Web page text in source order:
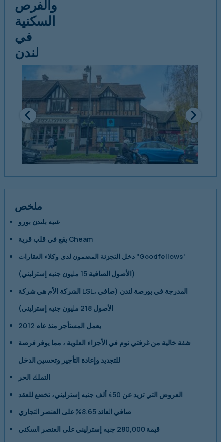
والفرص
السكنية
في
لندن
ملخص
غنية بلندن بورو
يقع في قلب قرية Cheam
دخل التجزئة المضمون لدى وكلاء العقارات "Goodfellows"
(الأصول الصافية 15 مليون جنيه إسترليني)
الشركة الأم هي شركة LSL، المدرجة في بورصة لندن (صافي
الأصول 218 مليون جنيه إسترليني)
يعمل المستأجر منذ عام 2012
شقة خالية من غرفتي نوم في الأجزاء العلوية ، مما يوفر فرصة
للتجديد وإعادة التأجير وتحسين الدخل
التملك الحر
العروض التي تزيد عن 450 ألف جنيه إسترليني، تخضع للعقد
صافي العائد 8.65% على العنصر التجاري
قيمة 280,000 جنيه إسترليني على العنصر السكني